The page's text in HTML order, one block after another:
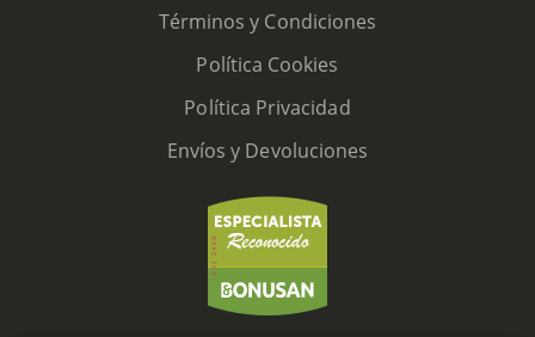
Términos y Condiciones
Política Cookies
Política Privacidad
Envíos y Devoluciones